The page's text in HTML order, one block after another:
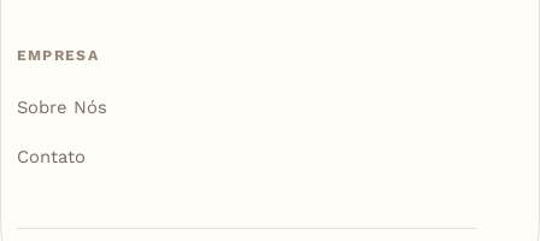
EMPRESA
Sobre Nós
Contato